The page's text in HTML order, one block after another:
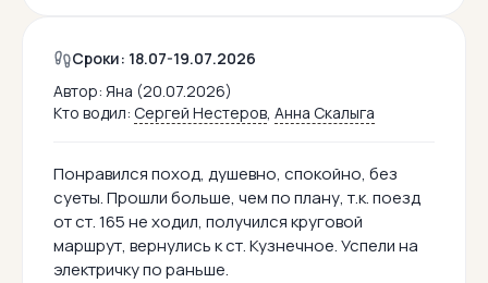
Сроки: 18.07-19.07.2026
Автор: Яна (20.07.2026)
Кто водил: Сергей Нестеров, Анна Скалыга
Понравился поход, душевно, спокойно, без
суеты. Прошли больше, чем по плану, т.к. поезд
от ст. 165 не ходил, получился круговой
маршрут, вернулись к ст. Кузнечное. Успели на
электричку по раньше.